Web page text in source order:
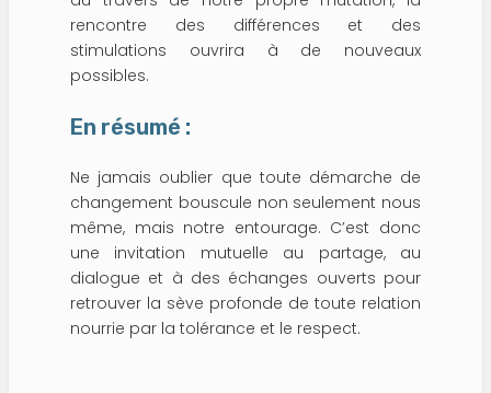
rencontre des différences et des
stimulations ouvrira à de nouveaux
possibles.
En résumé :
Ne jamais oublier que toute démarche de
changement bouscule non seulement nous
même, mais notre entourage. C’est donc
une invitation mutuelle au partage, au
dialogue et à des échanges ouverts pour
retrouver la sève profonde de toute relation
nourrie par la tolérance et le respect.